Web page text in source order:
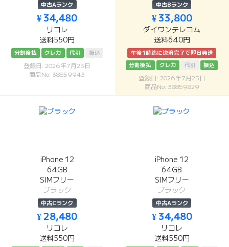
中古Aランク
¥ 34,480
リコレ
送料550円
分割後払 クレカ 代引 振込
登録日: 2026年7月25日
商品No: 38859943
中古Bランク
¥ 33,800
ダイワンテレコム
送料640円
午後1時迄に決済完了で即日発送
分割後払
クレカ 代引 振込
登録日: 2026年7月25日
商品No: 38859829
iPhone 12
64GB
SIMフリー
ブラック
中古Cランク
¥ 28,480
リコレ
送料550円
iPhone 12
64GB
SIMフリー
ブラック
中古Aランク
¥ 34,480
リコレ
送料550円